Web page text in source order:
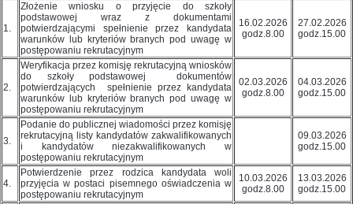
1.
Złożenie wniosku o przyjęcie do szkoły
podstawowej wraz z dokumentami
potwierdzającymi spełnienie przez kandydata
warunków lub kryteriów branych pod uwagę w
postępowaniu rekrutacyjnym
16.02.2026
godz.8.00
27.02.2026
godz.15.00
2.
Weryfikacja przez komisję rekrutacyjną wniosków
do szkoły podstawowej dokumentów
potwierdzających spełnienie przez kandydata
warunków lub kryteriów branych pod uwagę w
postępowaniu rekrutacyjnym
02.03.2026
godz.8.00
04.03.2026
godz.15.00
3.
Podanie do publicznej wiadomości przez komisję
rekrutacyjną listy kandydatów zakwalifikowanych
i kandydatów niezakwalifikowanych w
postępowaniu rekrutacyjnym
09.03.2026
godz.15.00
4.
Potwierdzenie przez rodzica kandydata woli
przyjęcia w postaci pisemnego oświadczenia w
postępowaniu rekrutacyjnym
10.03.2026
godz.8.00
13.03.2026
godz.15.00